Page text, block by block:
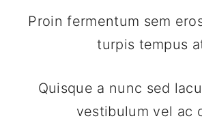
Proin fermentum sem
turpis tempus
Quisque a nunc sed
vestibulum vel ac